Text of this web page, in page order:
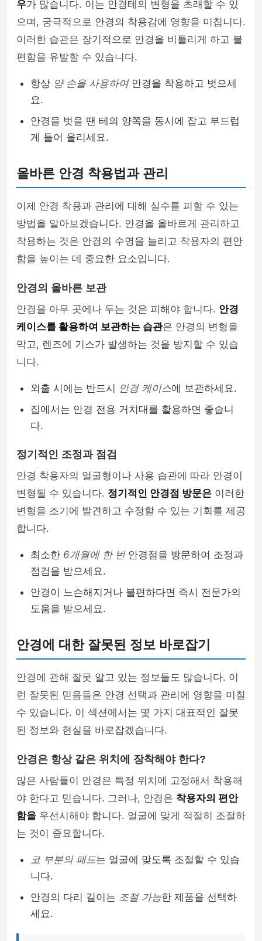
우가 많습니다. 이는 안경테의 변형을 초래할 수 있
으며, 궁극적으로 안경의 착용감에 영향을 미칩니다.
이러한 습관은 장기적으로 안경을 비틀리게 하고 불
편함을 유발할 수 있습니다.
항상 양 손을 사용하여안경을 착용하고 벗으세
요.
안경을 벗을 땐 테의 양쪽을 동시에 잡고 부드럽
게 들어 올리세요.
올바른 안경 착용법과 관리
이제 안경 착용과 관리에 대해 실수를 피할 수 있는
방법을 알아보겠습니다. 안경을 올바르게 관리하고
착용하는 것은 안경의 수명을 늘리고 착용자의 편안
함을 높이는 데 중요한 요소입니다.
안경의 올바른 보관
안경을 아무 곳에나 두는 것은 피해야 합니다. 안경
케이스를 활용하여 보관하는 습관은 안경의 변형을
막고, 렌즈에 기스가 발생하는 것을 방지할 수 있습
니다.
외출 시에는 반드시 안경 케이스에 보관하세요.
집에서는 안경 전용 거치대를 활용하면 좋습니
다.
정기적인 조정과 점검
안경 착용자의 얼굴형이나 사용 습관에 따라 안경이
변형될 수 있습니다. 정기적인 안경점 방문은 이러한
변형을 조기에 발견하고 수정할 수 있는 기회를 제공
합니다.
최소한 6개월에 한 번안경점을 방문하여 조정과
점검을 받으세요.
안경이 느슨해지거나 불편하다면 즉시 전문가의
도움을 받으세요.
안경에 대한 잘못된 정보 바로잡기
안경에 관해 잘못 알고 있는 정보들도 많습니다. 이
런 잘못된 믿음들은 안경 선택과 관리에 영향을 미칠
수 있습니다. 이 섹션에서는 몇 가지 대표적인 잘못
된 정보와 현실을 바로잡겠습니다.
안경은 항상 같은 위치에 장착해야 한다?
많은 사람들이 안경은 특정 위치에 고정해서 착용해
야 한다고 믿습니다. 그러나, 안경은 착용자의 편안
함을 우선시해야 합니다. 얼굴에 맞게 적절히 조절하
는 것이 중요합니다.
코 부분의 패드는 얼굴에 맞도록 조절할 수 있습
니다.
안경의 다리 길이는 조절 가능한 제품을 선택하
세요.